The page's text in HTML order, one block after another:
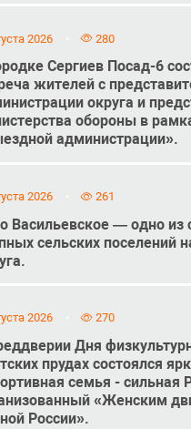
2026 280
Сергиев Посад-6
жителей с
округа и
обороны в
администрации».
2026 261
Васильевское — одно из
сельских поселений
2026 270
Дня
прудах состоялся
семья - сильная
«Женским
России».